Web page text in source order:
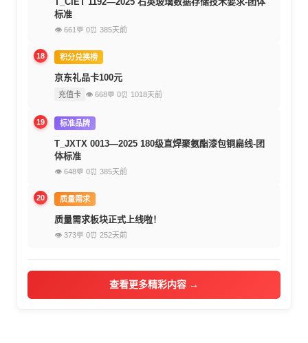
标准
👁 661 💬 0⏰ 385天前
18 积分兑换榜
京东礼品卡100元
充值卡 👁 668💬 0⏰ 1018天前
19 标准品牌
T_JXTX 0013—2025 180级直焊聚氨酯漆包铜扁线-团
体标准
👁 648💬 0⏰ 385天前
20 质量需求
质量需求板块正式上线啦！
👁 373💬 0⏰ 252天前
查看更多精彩内容 →